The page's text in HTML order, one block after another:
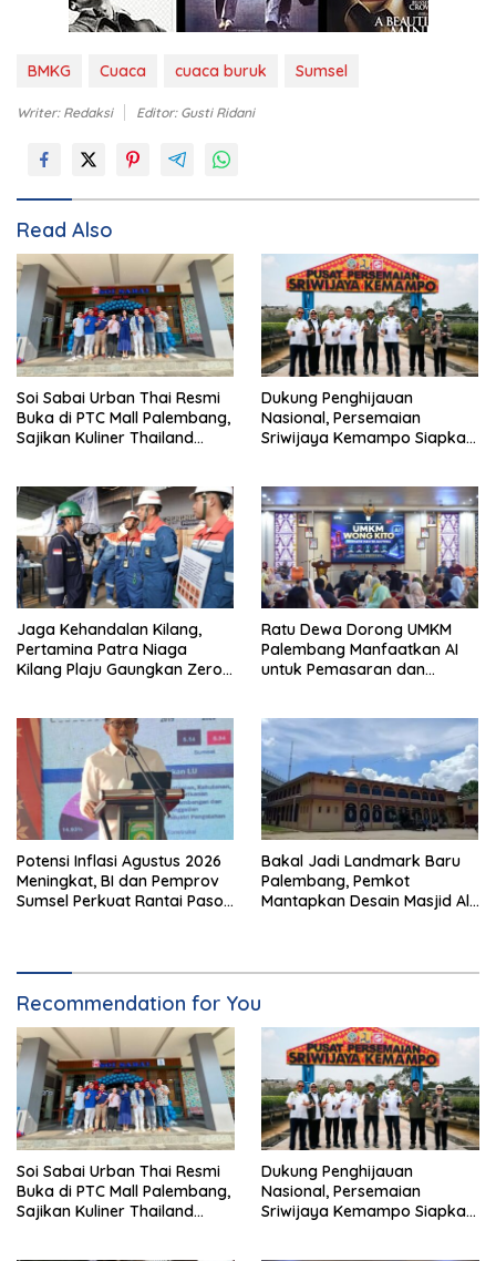
BMKG Cuaca cuaca buruk Sumsel
Writer: Redaksi Editor: Gusti Ridani
Read Also
Soi Sabai Urban Thai Resmi
Buka di PTC Mall Palembang,
Sajikan Kuliner Thailand
Dukung Penghijauan
Nasional, Persemaian
Sriwijaya Kemampo Siapkan
Jaga Kehandalan Kilang,
Pertamina Patra Niaga
Kilang Plaju Gaungkan Zero
Ratu Dewa Dorong UMKM
Palembang Manfaatkan AI
untuk Pemasaran dan
Potensi Inflasi Agustus 2026
Meningkat, BI dan Pemprov
Sumsel Perkuat Rantai Pasok
Bakal Jadi Landmark Baru
Palembang, Pemkot
Mantapkan Desain Masjid Al
Recommendation for You
Soi Sabai Urban Thai Resmi
Buka di PTC Mall Palembang,
Sajikan Kuliner Thailand
Dukung Penghijauan
Nasional, Persemaian
Sriwijaya Kemampo Siapkan